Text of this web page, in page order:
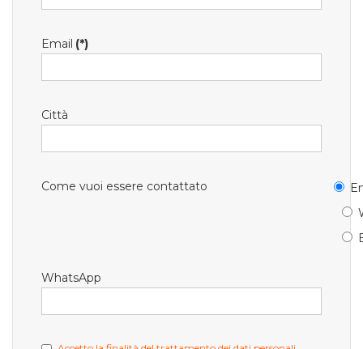
Email (*)
Città
Come vuoi essere contattato
WhatsApp